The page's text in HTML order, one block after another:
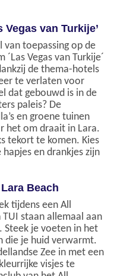
Vegas van Turkije’
van toepassing op de
Vegas van Turkije´
de thema-hotels
te verlaten voor
dat gebouwd is in de
paleis? De
en groene tuinen
het om draait in Lara.
tekort te komen. Kies
en drankjes zijn
Beach
tijdens een All
staan allemaal aan
Steek je voeten in het
die je huid verwarmt.
Zee in met een
visjes te